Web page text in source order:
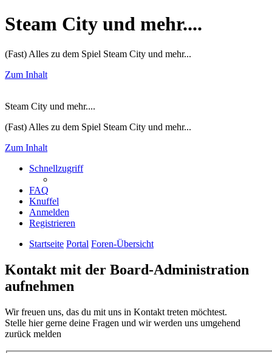
Steam City und mehr....
(Fast) Alles zu dem Spiel Steam City und mehr...
Zum Inhalt
Steam City und mehr....
(Fast) Alles zu dem Spiel Steam City und mehr...
Zum Inhalt
Schnellzugriff
FAQ
Knuffel
Anmelden
Registrieren
Startseite Portal Foren-Übersicht
Kontakt mit der Board-Administration
aufnehmen
Wir freuen uns, das du mit uns in Kontakt treten möchtest.
Stelle hier gerne deine Fragen und wir werden uns umgehend
zurück melden